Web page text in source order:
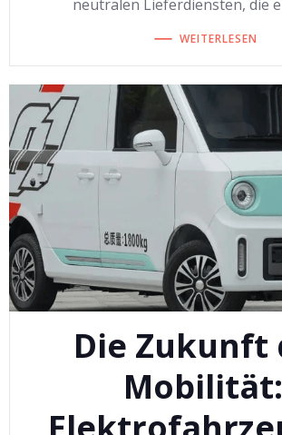
neutralen Lieferdiensten, die
WEITERLESEN
Die Zukunft
Mobilität: